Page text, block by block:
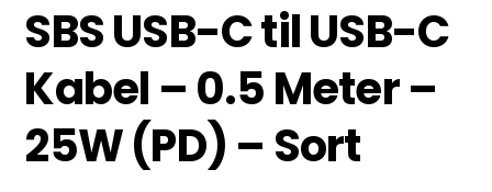
SBS USB-C til USB-C
Kabel – 0.5 Meter –
25W (PD) – Sort